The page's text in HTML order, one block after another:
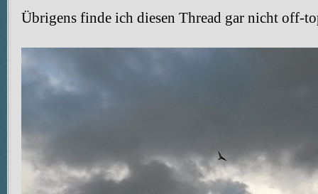
Übrigens finde ich diesen Thread gar nicht off-